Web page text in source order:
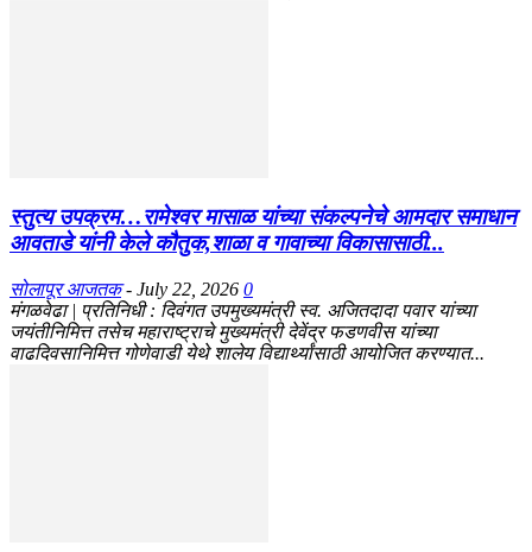
स्तुत्य उपक्रम…रामेश्वर मासाळ यांच्या संकल्पनेचे आमदार समाधान
आवताडे यांनी केले कौतुक,शाळा व गावाच्या विकासासाठी...
सोलापूर आजतक - July 22, 2026 0
मंगळवेढा | प्रतिनिधी : दिवंगत उपमुख्यमंत्री स्व. अजितदादा पवार यांच्या
जयंतीनिमित्त तसेच महाराष्ट्राचे मुख्यमंत्री देवेंद्र फडणवीस यांच्या
वाढदिवसानिमित्त गोणेवाडी येथे शालेय विद्यार्थ्यांसाठी आयोजित करण्यात...